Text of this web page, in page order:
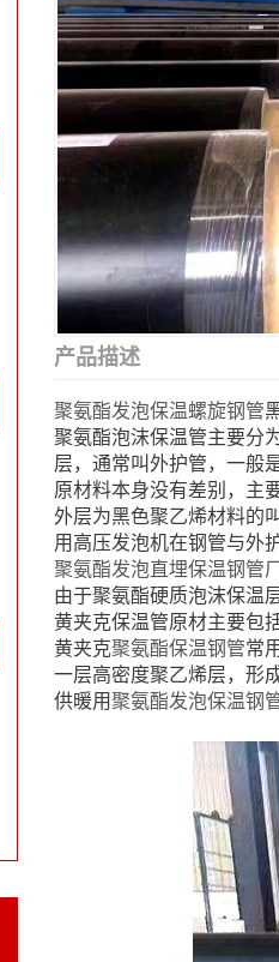
产品描述
聚氨酯发泡保温螺旋钢管
聚氨酯泡沫保温管主要分
层，通常叫外护管，一般
原材料本身没有差别，主
外层为黑色聚乙烯材料的
用高压发泡机在钢管与外
聚氨酯发泡直埋保温钢管
由于聚氨酯硬质泡沫保温
黄夹克保温管原材主要包
黄夹克聚氨酯保温钢管常
一层高密度聚乙烯层，形
供暖用聚氨酯发泡保温钢